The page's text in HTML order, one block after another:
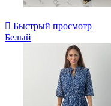
 Быстрый просмотр
Белый